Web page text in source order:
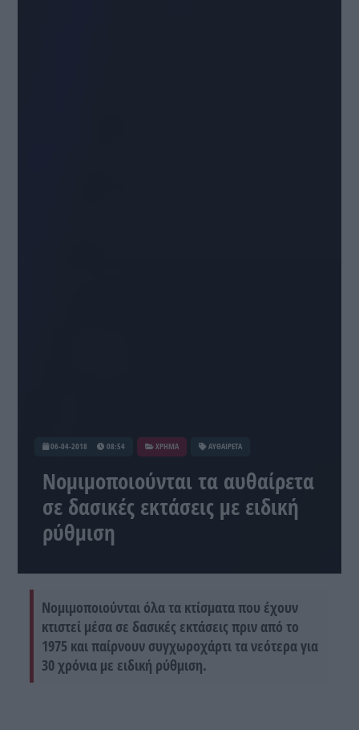
06-04-2018 08:54 ΧΡΗΜΑ ΑΥΘΑΙΡΕΤΑ
Νομιμοποιούνται τα αυθαίρετα
σε δασικές εκτάσεις με ειδική
ρύθμιση
Νομιμοποιούνται όλα τα κτίσματα που έχουν
κτιστεί μέσα σε δασικές εκτάσεις πριν από το
1975 και παίρνουν συγχωροχάρτι τα νεότερα για
30 χρόνια με ειδική ρύθμιση.